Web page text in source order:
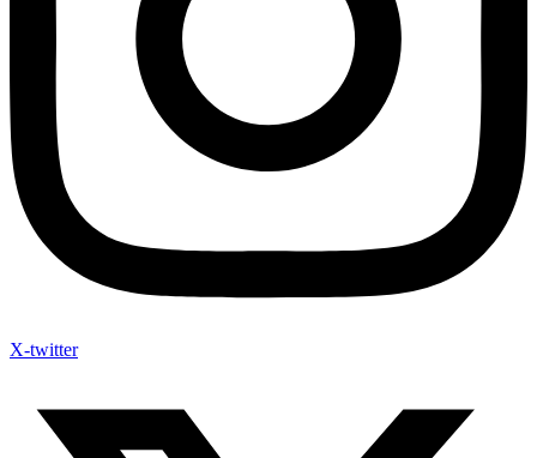
X-twitter